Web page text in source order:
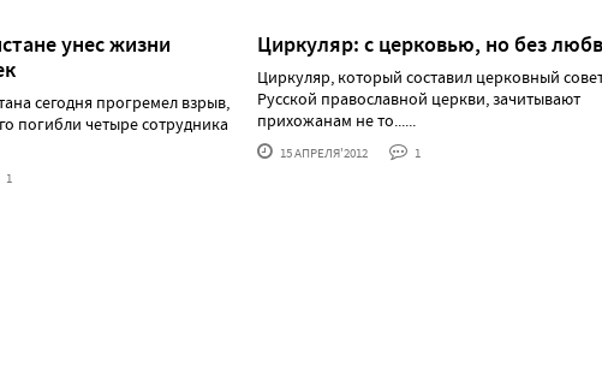
унес жизни
сегодня прогремел взрыв,
погибли четыре сотрудника
1
Циркуляр: с церковью, но без
Циркуляр, который составил церковный
Русской православной церкви, зачитывают
прихожанам не то......
15 АПРЕЛЯ'2012 1